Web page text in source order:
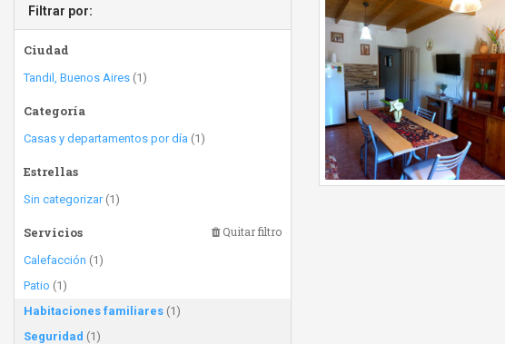
Filtrar por:
Ciudad
Tandil, Buenos Aires (1)
Categoría
Casas y departamentos por día (1)
Estrellas
Sin categorizar(1)
Servicios Quitar filtro
Calefacción (1)
Patio (1)
Habitaciones familiares (1)
Seguridad (1)